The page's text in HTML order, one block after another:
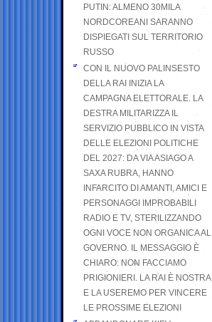
PUTIN: ALMENO 30MILA
NORDCOREANI SARANNO
DISPIEGATI SUL TERRITORIO
RUSSO
CON IL NUOVO PALINSESTO
DELLA RAI INIZIA LA
CAMPAGNA ELETTORALE. LA
DESTRA MILITARIZZA IL
SERVIZIO PUBBLICO IN VISTA
DELLE ELEZIONI POLITICHE
DEL 2027: DA VIA ASIAGO A
SAXA RUBRA, HANNO
INFARCITO DI AMANTI, AMICI E
PERSONAGGI IMPROBABILI
RADIO E TV, STERILIZZANDO
OGNI VOCE NON ORGANICA AL
GOVERNO. IL MESSAGGIO È
CHIARO: NON FACCIAMO
PRIGIONIERI. LA RAI È NOSTRA
E LA USEREMO PER VINCERE
LE PROSSIME ELEZIONI